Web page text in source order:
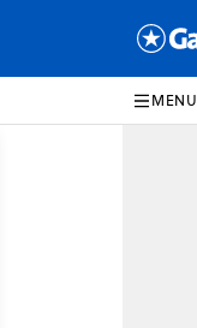
MENU